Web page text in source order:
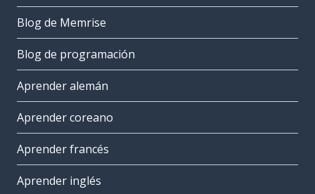
Blog de Memrise
Blog de programación
Aprender alemán
Aprender coreano
Aprender francés
Aprender inglés